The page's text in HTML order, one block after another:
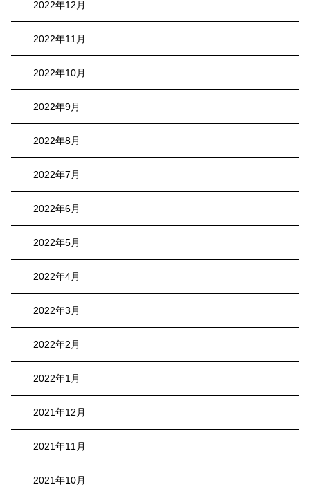
2022年12月
2022年11月
2022年10月
2022年9月
2022年8月
2022年7月
2022年6月
2022年5月
2022年4月
2022年3月
2022年2月
2022年1月
2021年12月
2021年11月
2021年10月